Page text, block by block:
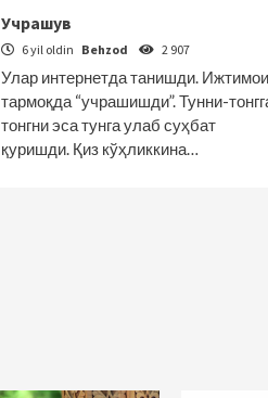
Учрашув
6 yil oldin Behzod 2 907
Улар интернетда танишди.
тармоқда “учрашишди”. Тунни-
тонгни эса тунга улаб суҳбат
қуришди. Қиз кўҳликкина…